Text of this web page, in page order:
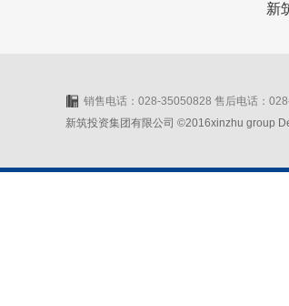
新
销售电话：028-35050828 售后电话：
新筑投资集团有限公司 ©2016xinzhu group